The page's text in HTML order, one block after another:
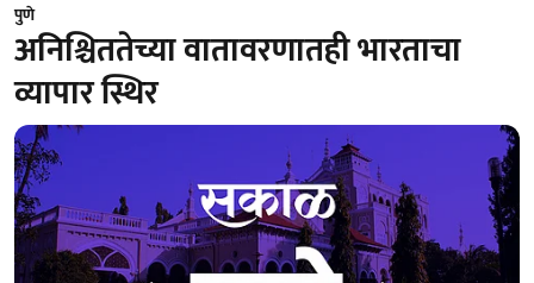
पुणे
अनिश्चिततेच्या वातावरणातही भारताचा
व्यापार स्थिर